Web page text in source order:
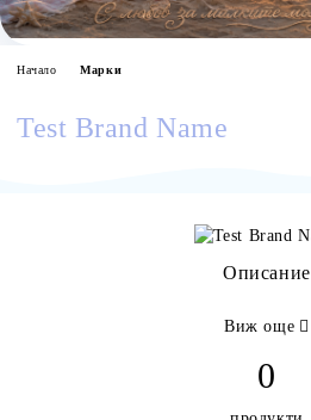
Начало Марки
Test Brand Name
Описание
Виж още
0